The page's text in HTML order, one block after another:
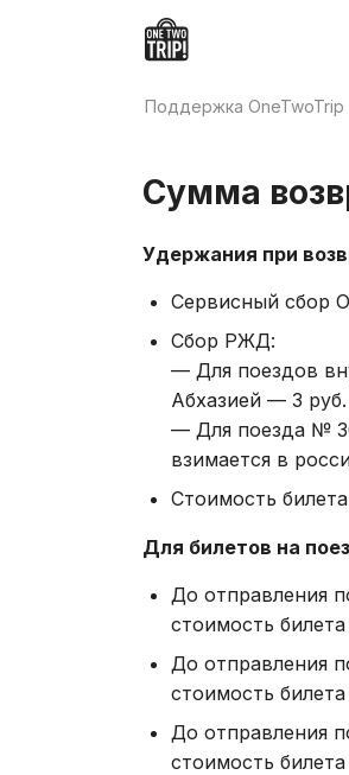
Поддержка OneTwoTrip
Сумма
Удержания при
Сервисный сбор
Сбор РЖД:
— Для поездов
Абхазией — 3
— Для поезда №
взимается в
Стоимость
Для билетов на
До отправления
стоимость
До отправления
стоимость
До отправления
стоимость